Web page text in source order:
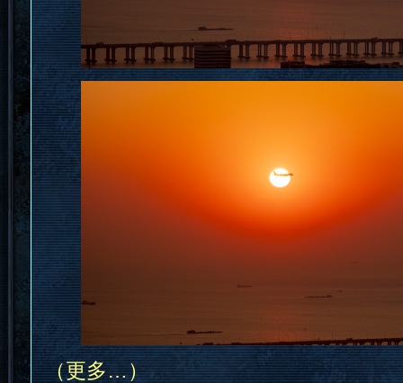
（更多…）